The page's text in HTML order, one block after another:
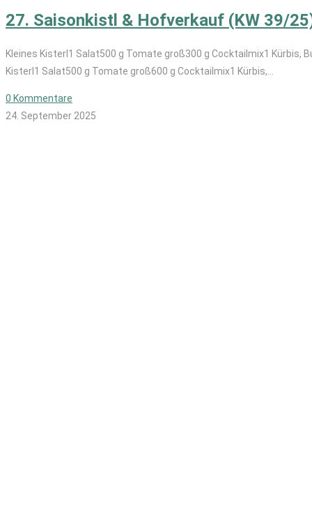
27. Saisonkistl & Hofverkauf (KW 39/
Kleines Kisterl1 Salat500 g Tomate groß300 g Cocktailmix1 Kürbis,
Kisterl1 Salat500 g Tomate groß600 g Cocktailmix1 Kürbis,…
0 Kommentare
24. September 2025